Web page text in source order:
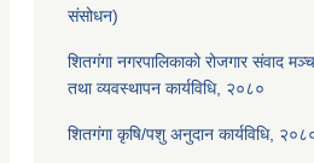
संसोधन)
शितगंगा नगरपालिकाको रोजगार संवाद
तथा व्यवस्थापन कार्यविधि, २०८०
शितगंगा कृषि/पशु अनुदान कार्यविधि,